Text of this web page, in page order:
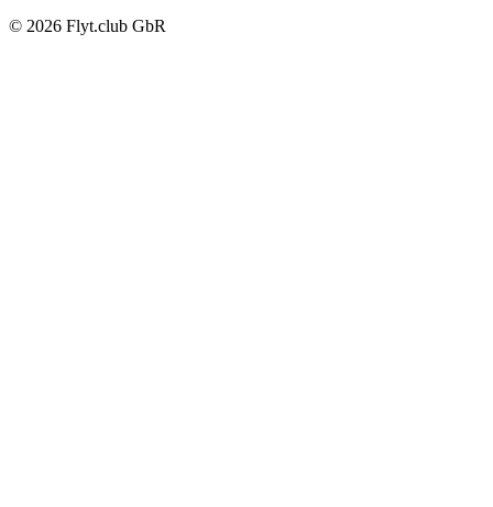
© 2026 Flyt.club GbR